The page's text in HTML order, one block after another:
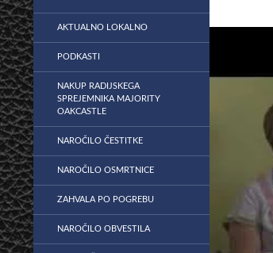
AKTUALNO LOKALNO
PODKASTI
NAKUP RADIJSKEGA
SPREJEMNIKA MAJORITY
OAKCASTLE
NAROČILO ČESTITKE
NAROČILO OSMRTNICE
ZAHVALA PO POGREBU
NAROČILO OBVESTILA